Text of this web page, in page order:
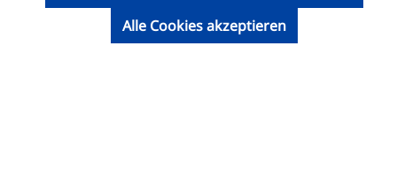
Alle Cookies akzeptieren